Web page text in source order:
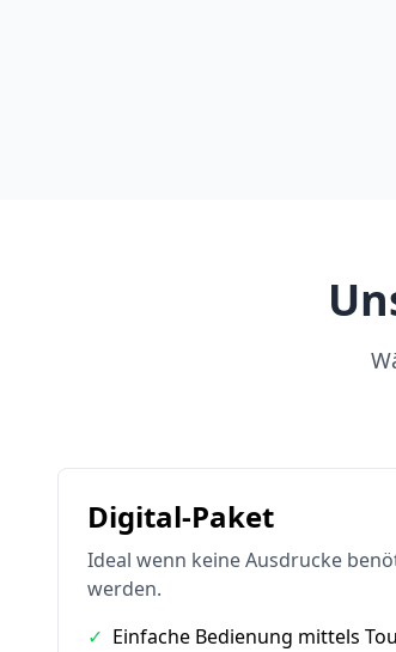
Digital-Paket
Ideal wenn keine Ausdrucke
werden.
✓ Einfache Bedienung mittels